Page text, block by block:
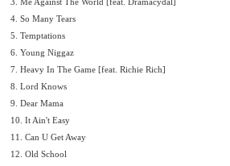
4. So Many Tears
5. Temptations
6. Young Niggaz
7. Heavy In The Game [feat. Richie Rich]
8. Lord Knows
9. Dear Mama
10. It Ain't Easy
11. Can U Get Away
12. Old School